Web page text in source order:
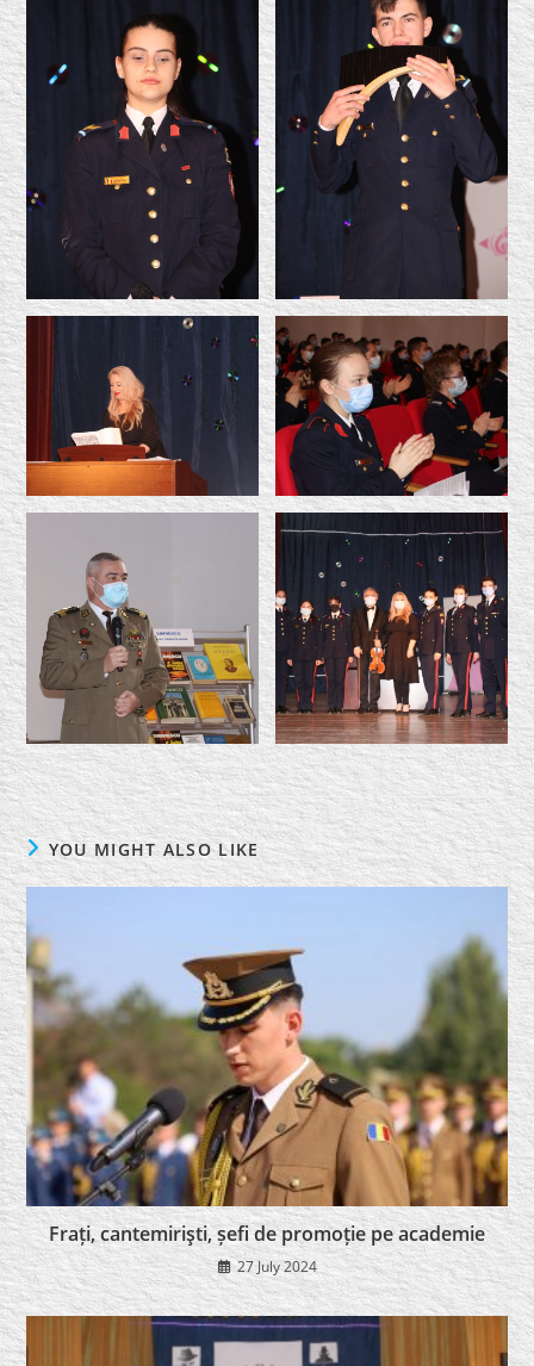
YOU MIGHT ALSO LIKE
Frați, cantemirişti, șefi de promoție pe academie
27 July 2024